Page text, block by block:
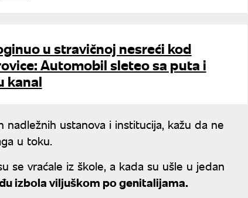
u stravičnoj nesreći kod
Automobil sleteo sa puta i
kanal
ustanova i institucija, kažu da ne
u toku.
se vraćale iz škole, a kada su ušle u jedan
izbola viljuškom po genitalijama.